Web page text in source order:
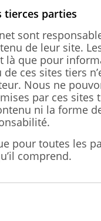
tierces parties
sont
de leur site.
là que pour
ces sites tiers
Nous ne
par ces sites
ni la forme
pour toutes les
comprend.